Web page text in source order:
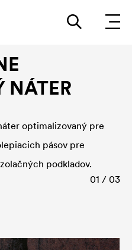
NÁTER
optimalizovaný pre
pásov pre
podkladov.
01 / 03